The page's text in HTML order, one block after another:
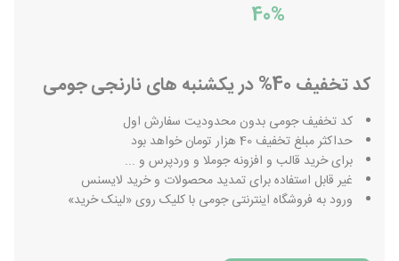
40%
کد تخفیف 40% در یکشنبه های نارنجی جومی
کد تخفیف جومی بدون محدودیت سفارش اول
حداکثر مبلغ تخفیف 40 هزار تومان خواهد بود
برای خرید قالب و افزونه جوملا و وردپرس و ...
غیر قابل استفاده برای تمدید محصولات و خرید لایسنس
ورود به فروشگاه اینترنتی جومی با کلیک روی «لینک خرید»